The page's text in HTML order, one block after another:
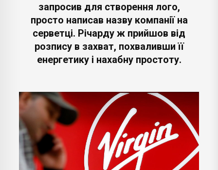
запросив для створення лого,
просто написав назву компанії на
серветці. Річарду ж прийшов від
розпису в захват, похваливши її
енергетику і нахабну простоту.